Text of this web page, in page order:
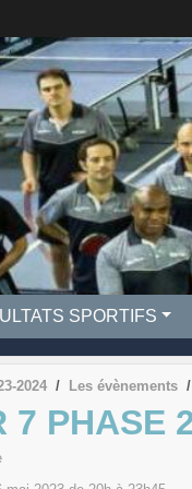
SPORTIFS
2024 Les évènements
7 PHASE